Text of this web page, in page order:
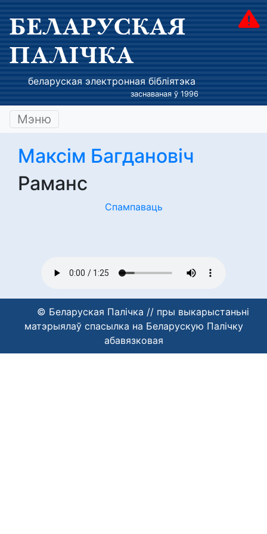
БЕЛАРУСКАЯ
ПАЛІЧКА
беларуская электронная бібліятэка
заснаваная ў 1996
Мэню
Максім Багдановіч
Раманс
Спампаваць
© Беларуская Палічка // пры выкарыстаньні
матэрыялаў спасылка на Беларускую Палічку
абавязковая